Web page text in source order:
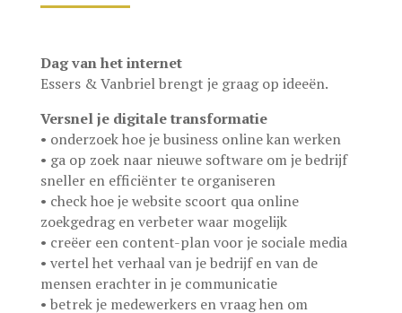
Dag van het internet
Essers & Vanbriel brengt je graag op ideeën.
Versnel je digitale transformatie
• onderzoek hoe je business online kan werken
• ga op zoek naar nieuwe software om je bedrijf
sneller en efficiënter te organiseren
• check hoe je website scoort qua online
zoekgedrag en verbeter waar mogelijk
• creëer een content-plan voor je sociale media
• vertel het verhaal van je bedrijf en van de
mensen erachter in je communicatie
• betrek je medewerkers en vraag hen om